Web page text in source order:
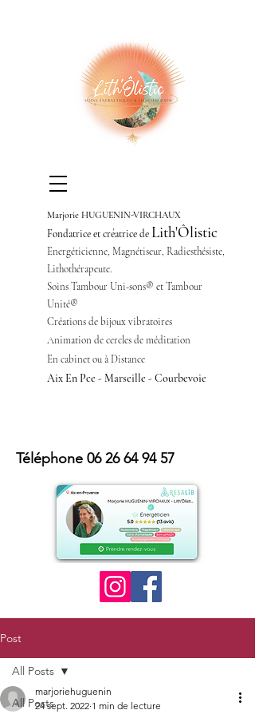
Marjorie HUGUENIN-VIRCHAUX
Fondatrice et créatrice de Lith'Ôlistic
Energéticienne, Magnétiseur, Radiesthésiste,
Lithothérapeute.
Soins Tambour Uni-sons® et Tambour
Unité®
Créations de bijoux vibratoires
Animation de cercles de méditation
En cabinet ou à Distance
Aix En Pce - Marseille - Courbevoie
Téléphone 06 26 64 94 57
Post
All Posts
All Posts
marjoriehuguenin
24 sept. 2022 1 min de lecture